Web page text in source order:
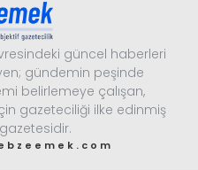
güncel haberleri
gündemin peşinde
belirlemeye çalışan,
gazeteciliği ilke edinmiş